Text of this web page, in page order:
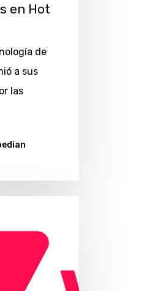
en Hot
de
a sus
las